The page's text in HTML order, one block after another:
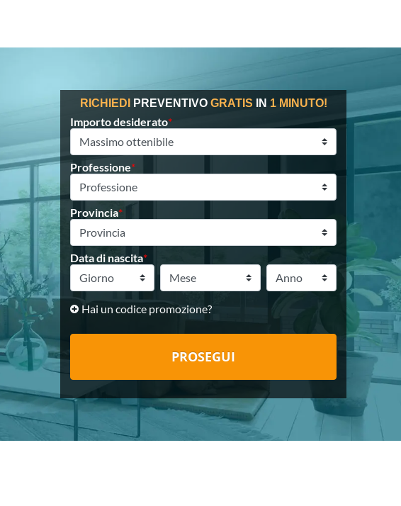
RICHIEDI PREVENTIVO GRATIS IN 1 MINUTO!
Importo desiderato*
Professione*
Provincia*
Data di nascita*
Hai un codice promozione?
PROSEGUI